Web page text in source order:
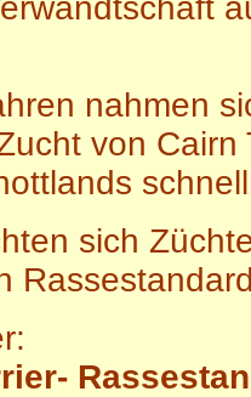
nahmen
von
sich